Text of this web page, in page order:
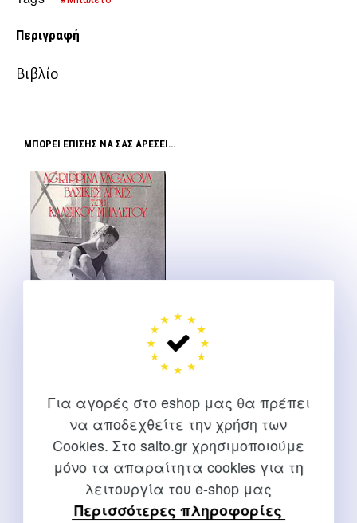
Για αγορές στο eshop μας θα πρέπει
να αποδεχθείτε την χρήση των
Cookies. Στο salto.gr χρησιμοποιούμε
μόνο τα απαραίτητα cookies για τη
λειτουργία του e-shop μας
Περισσότερες πληροφορίες
Περιγραφή
Βιβλίο
ΜΠΟΡΕΊ ΕΠΊΣΗΣ ΝΑ ΣΑΣ ΑΡΈΣΕΙ…
κλασικού μπαλέτου
21,30€Original
price
was:
19,17€ Η
τρέχουσα
τιμή